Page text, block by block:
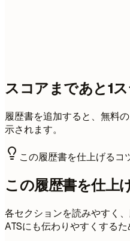
スコアまであと1
履歴書を追加すると、無料
示されます。
この履歴書を仕上げるコ
この履歴書を仕上
各セクションを読みやすく
ATSにも伝わりやすくする